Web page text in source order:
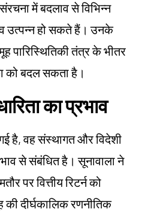
में बदलाव से विभिन्न
उत्पन्न हो सकते हैं। उनके
तंत्र के भीतर
को बदल सकता है।
का प्रभाव
है, वह संस्थागत और विदेशी
से संबंधित है। सूनावाला ने
पर वित्तीय रिटर्न को
दीर्घकालिक रणनीतिक